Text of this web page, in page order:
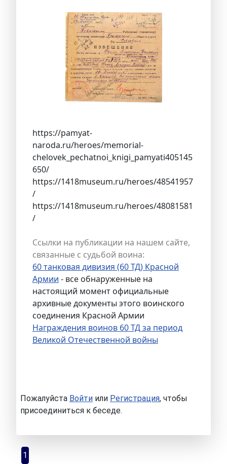
https://pamyat-
naroda.ru/heroes/memorial-
chelovek_pechatnoi_knigi_pamyati405145
650/
https://1418museum.ru/heroes/48541957
/
https://1418museum.ru/heroes/48081581
/
Ссылки на публикации на нашем сайте,
связанные с судьбой воина:
60 танковая дивизия (60 ТД) Красной
Армии - все обнаруженные на
настоящий момент официальные
архивные документы этого воинского
соединения Красной Армии
Награждения воинов 60 ТД за период
Великой Отечественной войны
Пожалуйста Войти или Регистрация, чтобы
присоединиться к беседе.
1